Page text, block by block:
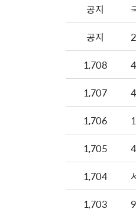
공지
공지
1,708
1,707
1,706
1,705
1,704
1,703